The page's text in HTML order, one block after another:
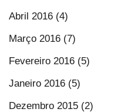
Abril 2016 (4)
Março 2016 (7)
Fevereiro 2016 (5)
Janeiro 2016 (5)
Dezembro 2015 (2)